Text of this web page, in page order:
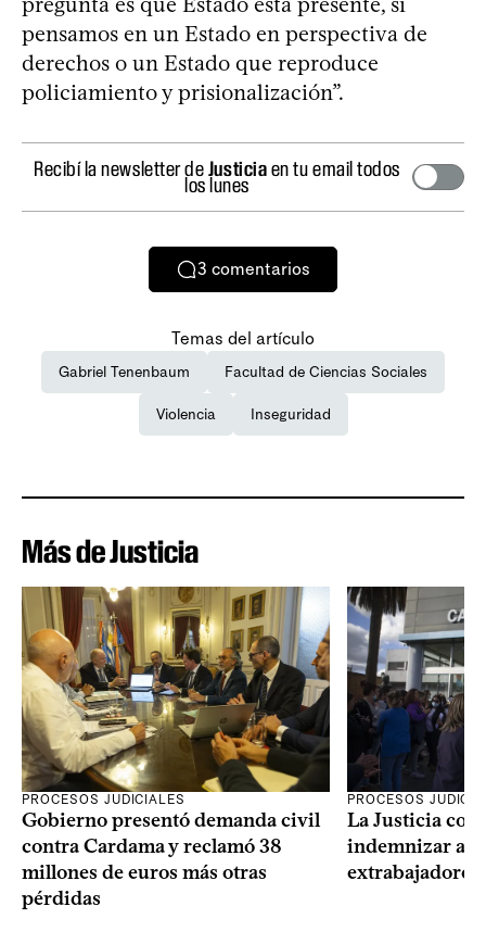
pensamos en un Estado en perspectiva de
derechos o un Estado que reproduce
policiamiento y prisionalización”.
Recibí la newsletter deJusticiaen tu email todos
los lunes
3 comentarios
Temas del artículo
Gabriel Tenenbaum Facultad de Ciencias Sociales
Violencia Inseguridad
Más de Justicia
PROCESOS JUDICIALES
Gobierno presentó demanda civil
contra Cardama y reclamó 38
millones de euros más otras
pérdidas
PROCESOS
La Justicia
indemnizar a
extrabajadores